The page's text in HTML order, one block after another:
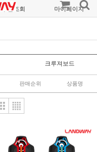
주문조회 마이페이지
크루져보드
판매순위 상품명